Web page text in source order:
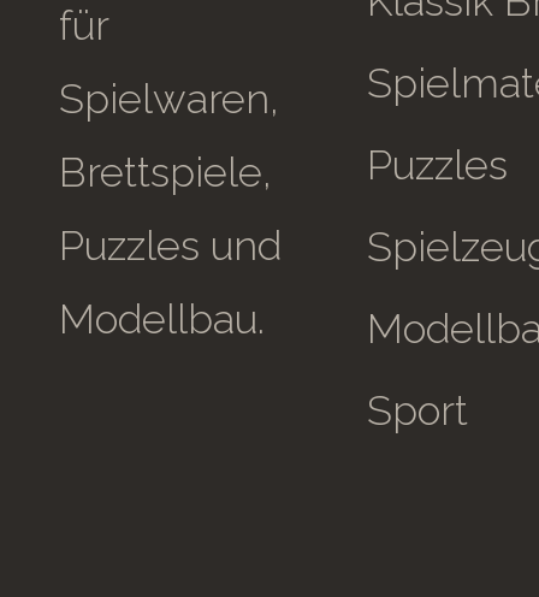
für
Spielwaren,
Brettspiele,
Puzzles und
Modellbau.
Puzzles
Sport